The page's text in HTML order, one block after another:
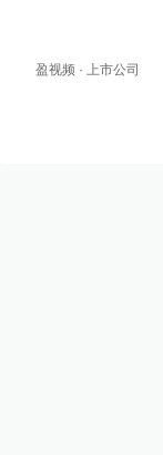
盈视频 · 上市公司